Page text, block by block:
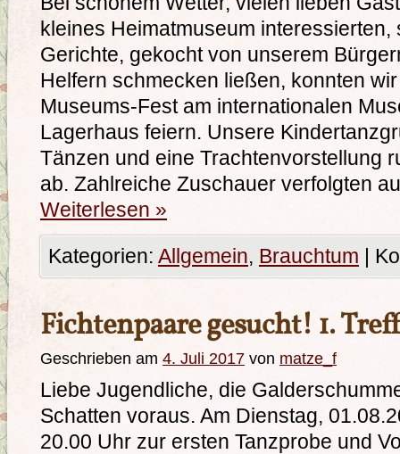
kleines Heimatmuseum
Gerichte, gekocht von unserem
Helfern schmecken ließen, konnten
Museums-Fest am internationalen
Lagerhaus feiern. Unsere
Tänzen und eine Trachtenvorstellung
ab. Zahlreiche Zuschauer verfolgten
Weiterlesen »
Kategorien: Allgemein, Brauchtum |
Fichtenpaare gesucht! 1.
Geschrieben am 4. Juli 2017 von matze_f
Liebe Jugendliche, die
Schatten voraus. Am Dienstag,
20.00 Uhr zur ersten Tanzprobe und